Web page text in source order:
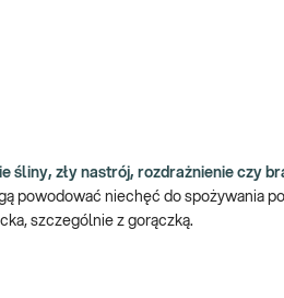
śliny, zły nastrój, rozdrażnienie czy
powodować niechęć do spożywania
szczególnie z gorączką.